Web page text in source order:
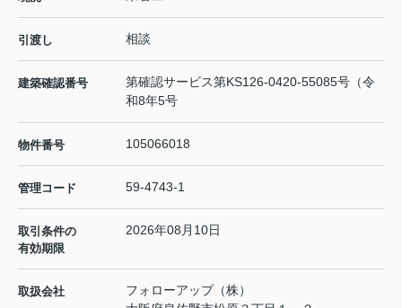
引渡し 相談
建築確認番号
第確認サービス第KS126-0420-55085号（令
和8年5号
物件番号 105066018
管理コード 59-4743-1
取引条件の
有効期限
2026年08月10日
取扱会社
フォローアップ（株）